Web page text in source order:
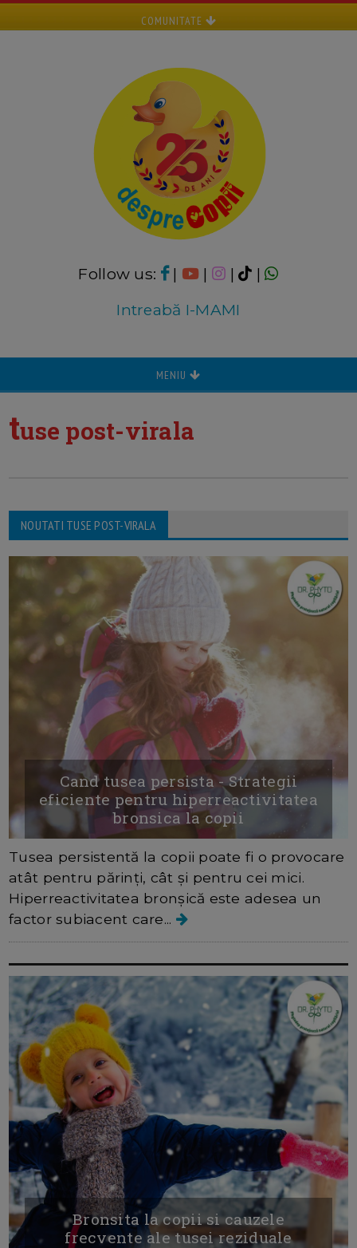
COMUNITATE
Follow us: | | |
|
Intreabă I-MAMI
MENIU
tuse post-virala
NOUTATI TUSE POST-VIRALA
Cand tusea persista - Strategii
eficiente pentru hiperreactivitatea
bronsica la copii
Tusea persistentă la copii poate fi o provocare
atât pentru părinți, cât și pentru cei mici.
Hiperreactivitatea bronșică este adesea un
factor subiacent care...
Bronsita la copii si cauzele
frecvente ale tusei reziduale